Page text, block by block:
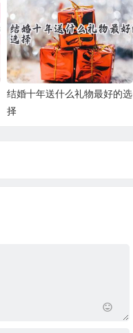
结婚十年送什么礼物最好的选
择